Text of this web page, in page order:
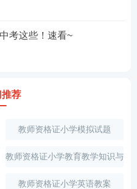
考这些！速看~
荐
教师资格证小学模拟试题
教师资格证小学教育教学知识与
能力
教师资格证小学英语教案